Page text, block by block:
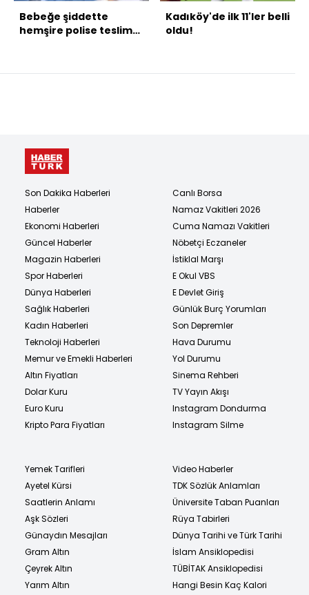
Bebeğe şiddette
hemşire polise teslim
Kadıköy'de ilk 11'ler belli
oldu!
Son Dakika Haberleri
Haberler
Ekonomi Haberleri
Güncel Haberler
Magazin Haberleri
Spor Haberleri
Dünya Haberleri
Sağlık Haberleri
Kadın Haberleri
Teknoloji Haberleri
Memur ve Emekli Haberleri
Altın Fiyatları
Dolar Kuru
Euro Kuru
Kripto Para Fiyatları
Canlı Borsa
Namaz Vakitleri 2026
Cuma Namazı Vakitleri
Nöbetçi Eczaneler
İstiklal Marşı
E Okul VBS
E Devlet Giriş
Günlük Burç Yorumları
Son Depremler
Hava Durumu
Yol Durumu
Sinema Rehberi
TV Yayın Akışı
Instagram Dondurma
Instagram Silme
Yemek Tarifleri
Ayetel Kürsi
Saatlerin Anlamı
Aşk Sözleri
Günaydın Mesajları
Gram Altın
Çeyrek Altın
Yarım Altın
Video Haberler
TDK Sözlük Anlamları
Üniversite Taban Puanları
Rüya Tabirleri
Dünya Tarihi ve Türk Tarihi
İslam Ansiklopedisi
TÜBİTAK Ansiklopedisi
Hangi Besin Kaç Kalori